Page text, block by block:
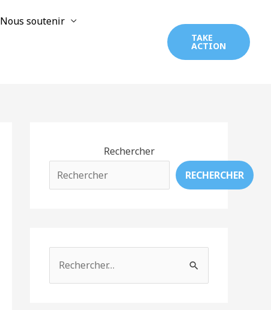
Nous soutenir
TAKE
ACTION
Rechercher
RECHERCHER